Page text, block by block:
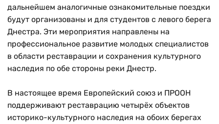
дальнейшем аналогичные ознакомительные поездки
будут организованы и для студентов с левого берега
Днестра. Эти мероприятия направлены на
профессиональное развитие молодых специалистов
в области реставрации и сохранения культурного
наследия по обе стороны реки Днестр.
В настоящее время Европейский союз и ПРООН
поддерживают реставрацию четырёх объектов
историко-культурного наследия на обоих берегах